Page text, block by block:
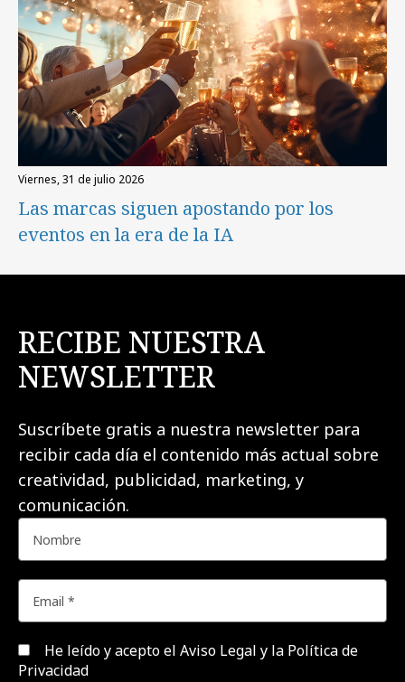
viernes, 31 de julio 2026
Las marcas siguen apostando por los
eventos en la era de la IA
RECIBE NUESTRA
NEWSLETTER
Suscríbete gratis a nuestra newsletter para
recibir cada día el contenido más actual sobre
creatividad, publicidad, marketing, y
comunicación.
He leído y acepto el Aviso Legal y la Política de
Privacidad